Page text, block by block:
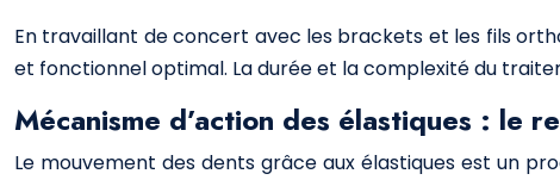
En travaillant de concert avec les brackets et les fils
et fonctionnel optimal. La durée et la complexité du
Mécanisme d’action des élastiques : le
Le mouvement des dents grâce aux élastiques est un